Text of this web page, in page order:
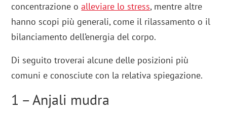
concentrazione oalleviare lo stress, mentre altre
hanno scopi più generali, come il rilassamento o il
bilanciamento dell’energia del corpo.
Di seguito troverai alcune delle posizioni più
comuni e conosciute con la relativa spiegazione.
1 – Anjali mudra